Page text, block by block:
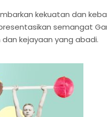
kekuatan dan
semangat
dan kejayaan yang abadi.